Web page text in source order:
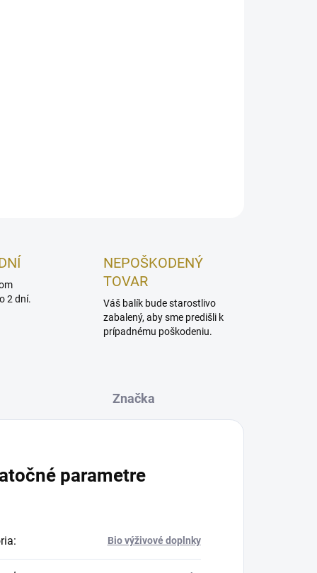
2 dní.
NEPOŠKODENÝ
TOVAR
Váš balík bude starostlivo
zabalený, aby sme predišli k
prípadnému poškodeniu.
Značka
parametre
: Bio výživové doplnky